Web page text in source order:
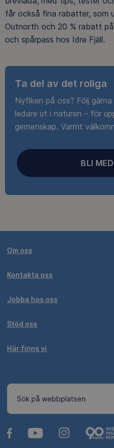
får också fina rabatter, som
Outnorth och 20 % rabatt
och spårpass hos Idre Fjäll.
Ta del av det roliga
Nyfiken på oss? Följ
ledare ut i naturen – för
gemenskap. Varmt
BLI
Om oss
Kontakta oss
Jobba hos oss
Stöd oss
Här finns vi
Sök på webbplatsen